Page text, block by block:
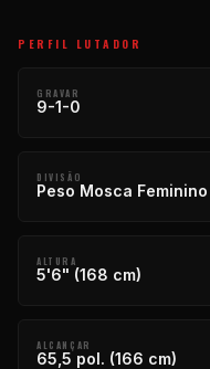
PERFIL LUTADOR
GRAVAR
9-1-0
DIVISÃO
Peso Mosca Feminino
ALTURA
5'6" (168 cm)
ALCANÇAR
65,5 pol. (166 cm)